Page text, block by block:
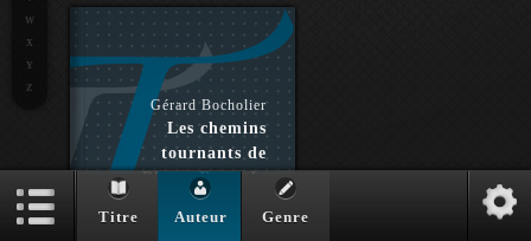
Gérard Bocholier
Les chemins
tournants de
Pierre Reverdy
W
X
Y
Z
Titre Auteur Genre